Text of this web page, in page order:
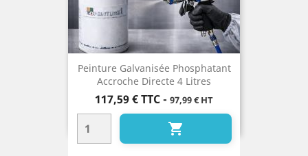
Peinture Galvanisée Phosphatant
Accroche Directe 4 Litres
Prix
117,59 €TTC- 97,99 € HT
